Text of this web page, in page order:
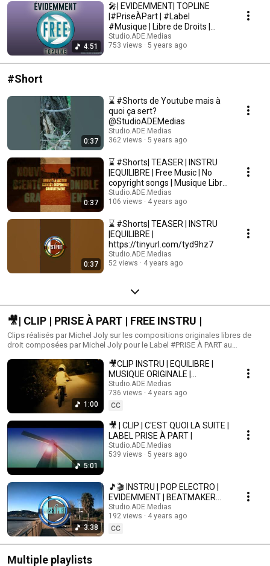
4:51
🎤| EVIDEMMENT| TOPLINE
|#PriseÀPart | #Label
#Musique | Libre de Droits |
#MichelJoly #beatmaker
Studio.ADE.Medias
753 views
5 years ago
#Short
0:37
⌛ #Shorts de Youtube mais à
quoi ça sert?
@StudioADEMedias
Studio.ADE.Medias
362 views
5 years ago
0:37
⌛ #Shorts| TEASER | INSTRU
|EQUILIBRE | Free Music | No
copyright songs | Musique Libre
de Droits |
Studio.ADE.Medias
106 views
4 years ago
0:37
⌛ #Shorts| TEASER | INSTRU
|EQUILIBRE |
https://tinyurl.com/tyd9hz7
Studio.ADE.Medias
52 views
4 years ago
🎥| CLIP | PRISE À PART | FREE INSTRU |
Clips réalisés par Michel Joly sur les compositions originales libres de
droit composées par Michel Joly pour le Label #PRISE À PART au
téléchargeables gratuitement ici : https://tinyurl.com/y4usfwfk L' actualité
du Studio ici : https://tinyurl.com/tyd9hz7 Le site du Studio ADE ici :
https://tinyurl.com/y3ky6qxo Facebook Prise À Part ici :
https://tinyurl.com/yx2lyyrp #PriseApart #FreeInstru #StudioADEMedia
#LibreDeDroit #Electro #Trap #RNB #Electro #Pop #Corporate
#Videoclip #Clipvideo
1:00
🎥CLIP INSTRU | EQUILIBRE |
MUSIQUE ORIGINALE |
Beatmaker #MichelJoly
@StudioADEMedias
Studio.ADE.Medias
736 views
4 years ago
CC
5:01
🎥 | CLIP | C'EST QUOI LA SUITE |
LABEL PRISE À PART |
Studio.ADE.Medias
539 views
5 years ago
3:38
🎵🎬 INSTRU | POP ELECTRO |
EVIDEMMENT | BEATMAKER
MICHEL JOLY
Studio.ADE.Medias
192 views
4 years ago
CC
Multiple playlists